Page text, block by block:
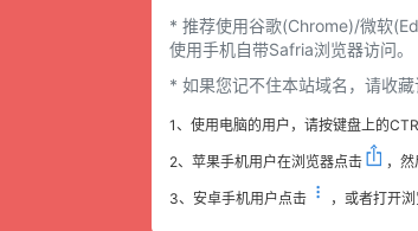
* 推荐使用谷歌(Chrome)/微软
使用手机自带Safria浏览器访问。
* 如果您记不住本站域名，请收藏
1、使用电脑的用户，请按键盘上的
2、苹果手机用户在浏览器点击 ，
3、安卓手机用户点击 ，或者打开